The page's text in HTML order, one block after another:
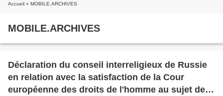
Accueil » MOBILE.ARCHIVES
MOBILE.ARCHIVES
Déclaration du conseil interreligieux de Russie
en relation avec la satisfaction de la Cour
européenne des droits de l'homme au sujet des